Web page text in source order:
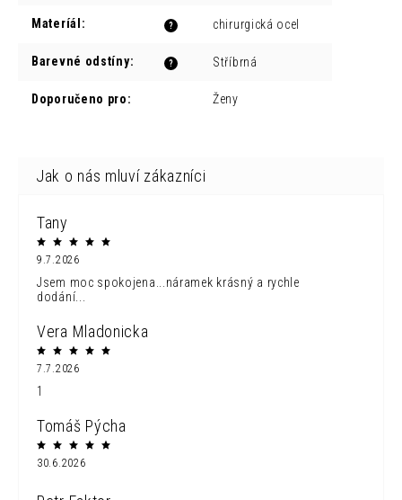
?
Materíál : chirurgická ocel
?
Barevné odstíny: Stříbrná
Doporučeno pro: Ženy
Tany
9.7.2026
Jsem moc spokojena...náramek krásný a rychle
dodání...
Vera Mladonicka
7.7.2026
1
Tomáš Pýcha
30.6.2026